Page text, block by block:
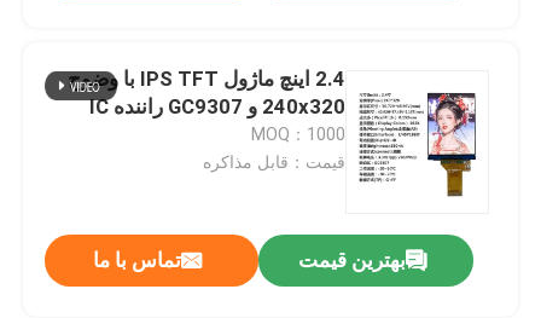
محصولات
فیلم های
نمایش واقعیت مجازی
2.4 اینچ ماژول IPS TFT با وضوح
240x320 و GC9307 راننده IC
MOQ：1000
قیمت：قابل مذاکره
بهترین قیمت تماس با ما